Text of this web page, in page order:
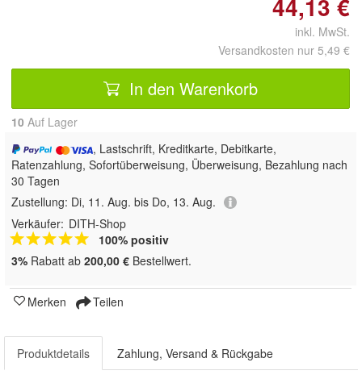
44,13 €
inkl. MwSt.
Versandkosten nur 5,49 €
In den Warenkorb
10 Auf Lager
, Lastschrift, Kreditkarte, Debitkarte,
Ratenzahlung, Sofortüberweisung, Überweisung, Bezahlung nach
30 Tagen
Zustellung: Di, 11. Aug. bis Do, 13. Aug.
Verkäufer: DITH-Shop
100% positiv
3% Rabatt ab 200,00 € Bestellwert.
Merken Teilen
Produktdetails Zahlung, Versand & Rückgabe